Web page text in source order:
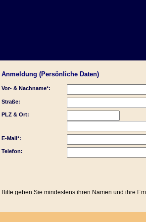
Anmeldung (Persönliche Daten)
Vor- & Nachname*:
Straße:
PLZ & Ort:
E-Mail*:
Telefon:
Bitte geben Sie mindestens ihren Namen und ihre